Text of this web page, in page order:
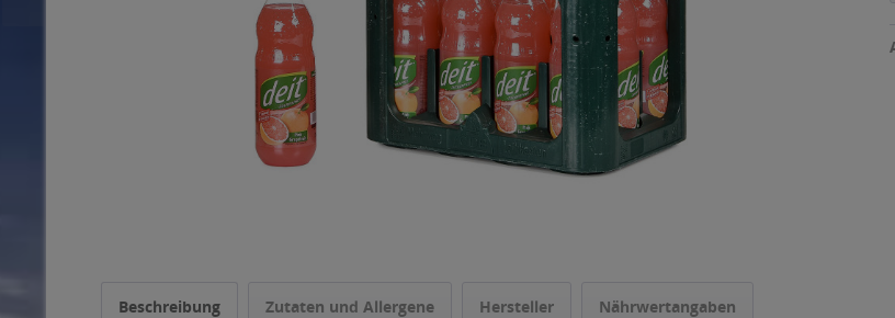
Beschreibung Zutaten und Allergene Hersteller Nährwertangaben